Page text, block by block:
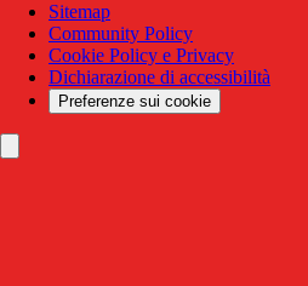
Sitemap
Community Policy
Cookie Policy e Privacy
Dichiarazione di accessibilità
Preferenze sui cookie